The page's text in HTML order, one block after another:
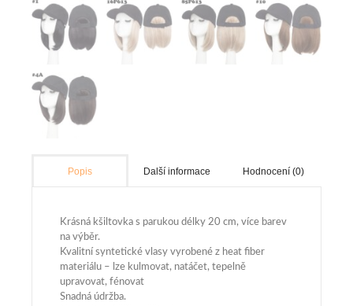
Popis Další informace Hodnocení (0)
Krásná kšiltovka s parukou délky 20 cm, více barev
na výběr.
Kvalitní syntetické vlasy vyrobené z heat fiber
materiálu – lze kulmovat, natáčet, tepelně
upravovat, fénovat
Snadná údržba.